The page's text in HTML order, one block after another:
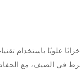
أنجزت الشركة عزل 12 خزانًا علويًا
في الصيف، مع